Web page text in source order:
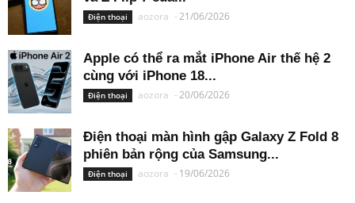
Điện thoại aozora -21/06/2026
Apple có thể ra mắt iPhone Air thế hệ 2
cùng với iPhone 18...
Điện thoại aozora -20/06/2026
Điện thoại màn hình gập Galaxy Z Fold 8
phiên bản rộng của Samsung...
Điện thoại aozora - 19/06/2026